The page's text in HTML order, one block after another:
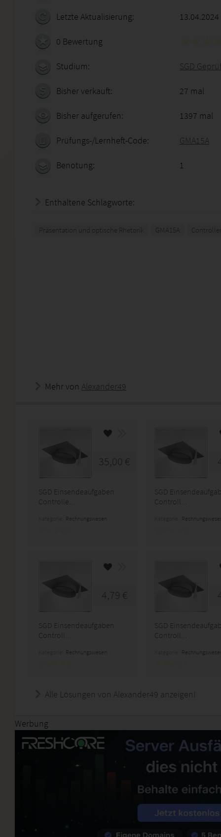
Letzte Aktualisierung: 13.04.2024
0 Bewertung
Studium: SGD
Bisher verkauft: 27 mal
Bisher aufgerufen: 1397 mal
Prüfungs-/Lernheft-Code: GMA15A
Benotung: 1
Enthaltene Schlagworte:
Präsentation und optische Rhetorik GMA15A
Mehr von Alexander49
35,00 €
SGD Einsendeaufgaben
Controlle...
Rechnungswesen
SGD
Controll...
4,79 €
SGD Einsendeaufgaben
Controll...
Rechnungswesen
SGD
Controll...
Alle Lösungen von Alexander49 anzeigen!
Werbung